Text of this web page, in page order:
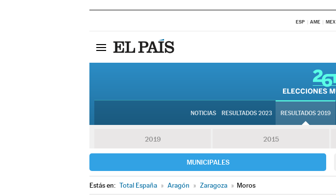
ESP AME MEX
NOTICIAS RESULTADOS 2023 RESULTADOS 2019
2019 2015
MUNICIPALES
Estás en: Total España » Aragón » Zaragoza » Moros